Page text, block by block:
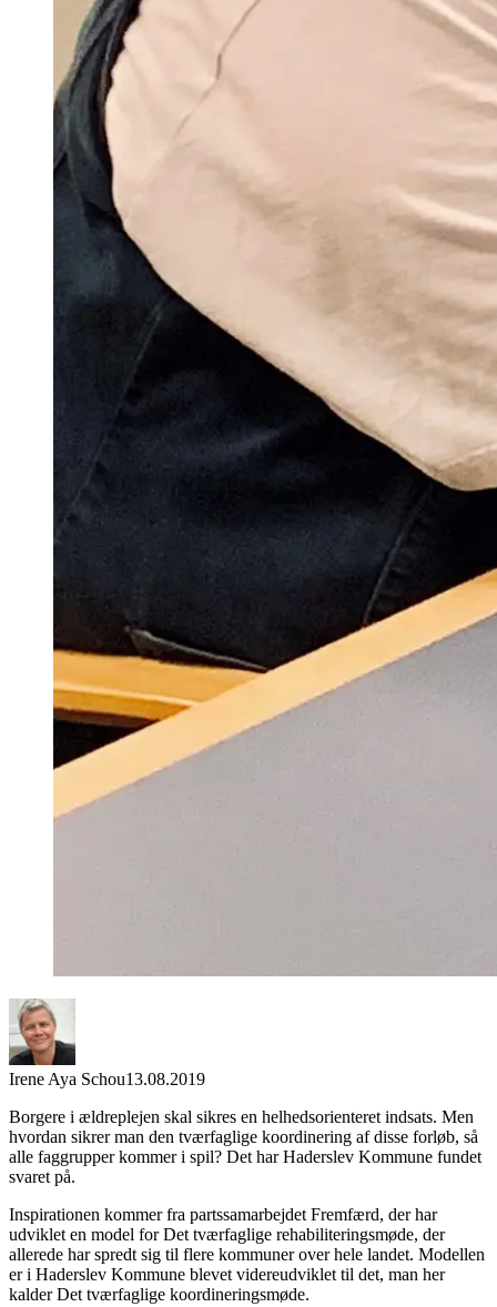
Irene Aya Schou13.08.2019
Borgere i ældreplejen skal sikres en helhedsorienteret indsats. Men
hvordan sikrer man den tværfaglige koordinering af disse forløb, så
alle faggrupper kommer i spil? Det har Haderslev Kommune fundet
svaret på.
Inspirationen kommer fra partssamarbejdet Fremfærd, der har
udviklet en model for Det tværfaglige rehabiliteringsmøde, der
allerede har spredt sig til flere kommuner over hele landet. Modellen
er i Haderslev Kommune blevet videreudviklet til det, man her
kalder Det tværfaglige koordineringsmøde.